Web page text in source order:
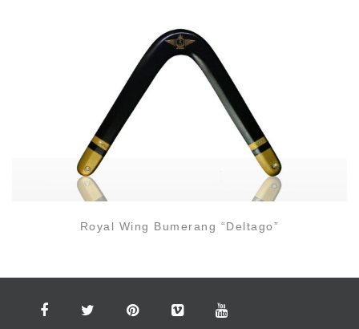
Royal Wing Bumerang “Deltago”